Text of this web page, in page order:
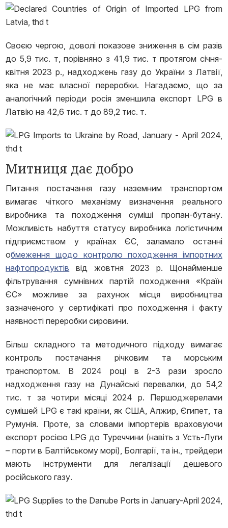
Своєю чергою, доволі показове зниження в сім разів
до 5,9 тис. т, порівняно з 41,9 тис. т протягом січня-
квітня 2023 р., надходжень газу до України з Латвії,
яка не має власної переробки. Нагадаємо, що за
аналогічний періоди росія зменшила експорт LPG в
Латвію на 42,6 тис. т до 89,2 тис. т.
Митниця дає добро
Питання постачання газу наземним транспортом
вимагає чіткого механізму визначення реального
виробника та походження суміші пропан-бутану.
Можливість набуття статусу виробника логістичним
підприємством у країнах ЄС, заламало останні
обмеження щодо контролю походження імпортних
нафтопродуктів від жовтня 2023 р. Щонайменше
фільтрування сумнівних партій походження «Країн
ЄС» можливе за рахунок місця виробництва
зазначеного у сертифікаті про походження і факту
наявності переробки сировини.
Більш складного та методичного підходу вимагає
контроль постачання річковим та морським
транспортом. В 2024 році в 2-3 рази зросло
надходження газу на Дунайські перевалки, до 54,2
тис. т за чотири місяці 2024 р. Першоджерелами
сумішей LPG є такі країни, як США, Алжир, Єгипет, та
Румунія. Проте, за словами імпортерів враховуючи
експорт росією LPG до Туреччини (навіть з Усть-Луги
– порти в Балтійському морі), Болгарії, та ін., трейдери
мають інструменти для легалізації дешевого
російського газу.